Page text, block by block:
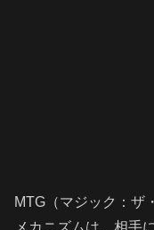
MTG（マジック：ザ